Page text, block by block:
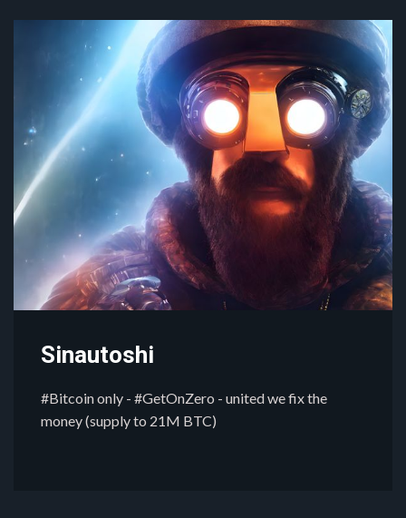
Sinautoshi
#Bitcoin only - #GetOnZero - united we fix the
money (supply to 21M BTC)